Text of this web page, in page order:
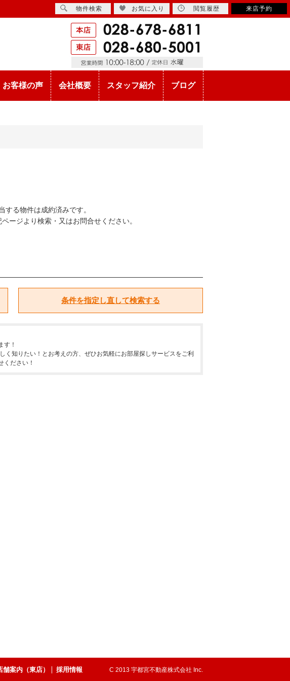
物件検索 お気に入り 閲覧履歴 来店予約
お客様の声 会社概要 スタッフ紹介 ブログ
する物件は成約済みです。
ージより検索・又はお問合せください。
条件を指定し直して検索する
す！
知りたい！とお考えの方、ぜひお気軽にお部屋探しサービスをご利
ください！
舗案内（東店） 採用情報 C 2013 宇都宮不動産株式会社 Inc.